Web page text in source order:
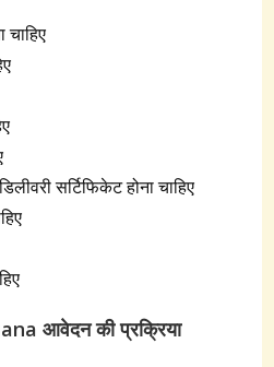
चाहिए
सर्टिफिकेट होना चाहिए
आवेदन की प्रक्रिया